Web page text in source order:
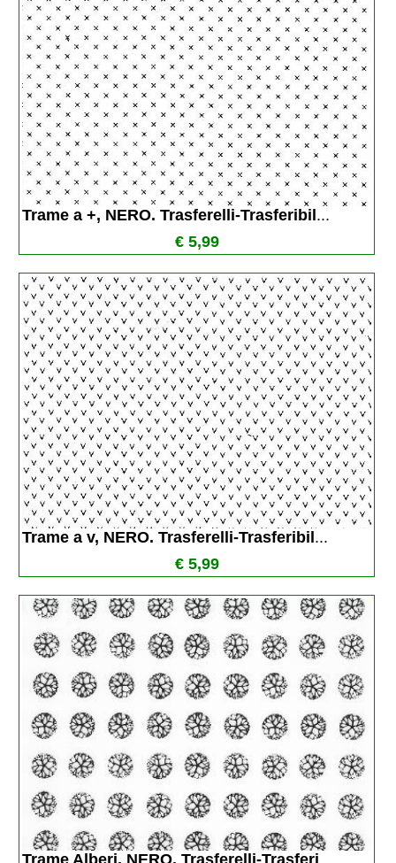
Trame a +, NERO. Trasferelli-Trasferibil ...
€ 5,99
Trame a v, NERO. Trasferelli-Trasferibil ...
€ 5,99